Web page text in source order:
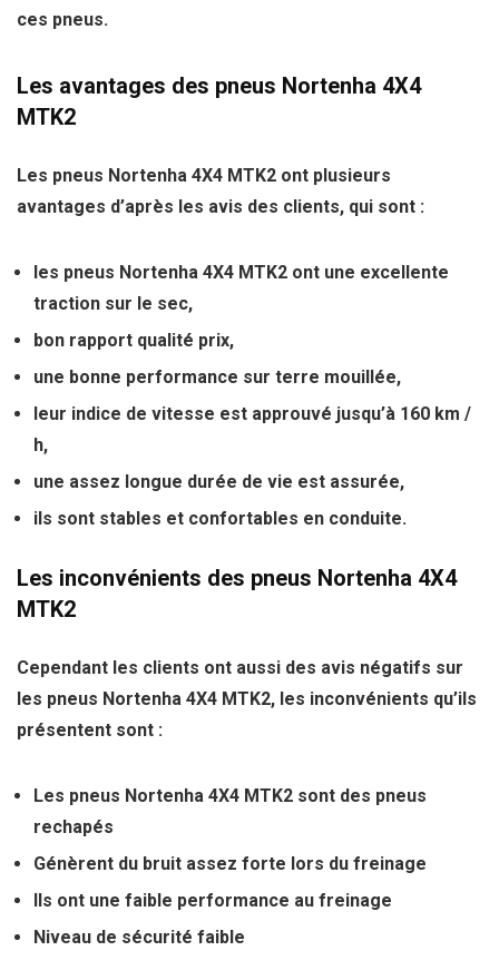
ces pneus.
Les avantages des pneus Nortenha 4X4
MTK2
Les pneus Nortenha 4X4 MTK2 ont plusieurs
avantages d’après les avis des clients, qui sont :
les pneus Nortenha 4X4 MTK2 ont une excellente
traction sur le sec,
bon rapport qualité prix,
une bonne performance sur terre mouillée,
leur indice de vitesse est approuvé jusqu’à 160 km /
h,
une assez longue durée de vie est assurée,
ils sont stables et confortables en conduite.
Les inconvénients des pneus Nortenha 4X4
MTK2
Cependant les clients ont aussi des avis négatifs sur
les pneus Nortenha 4X4 MTK2, les inconvénients qu’ils
présentent sont :
Les pneus Nortenha 4X4 MTK2 sont des pneus
rechapés
Génèrent du bruit assez forte lors du freinage
Ils ont une faible performance au freinage
Niveau de sécurité faible